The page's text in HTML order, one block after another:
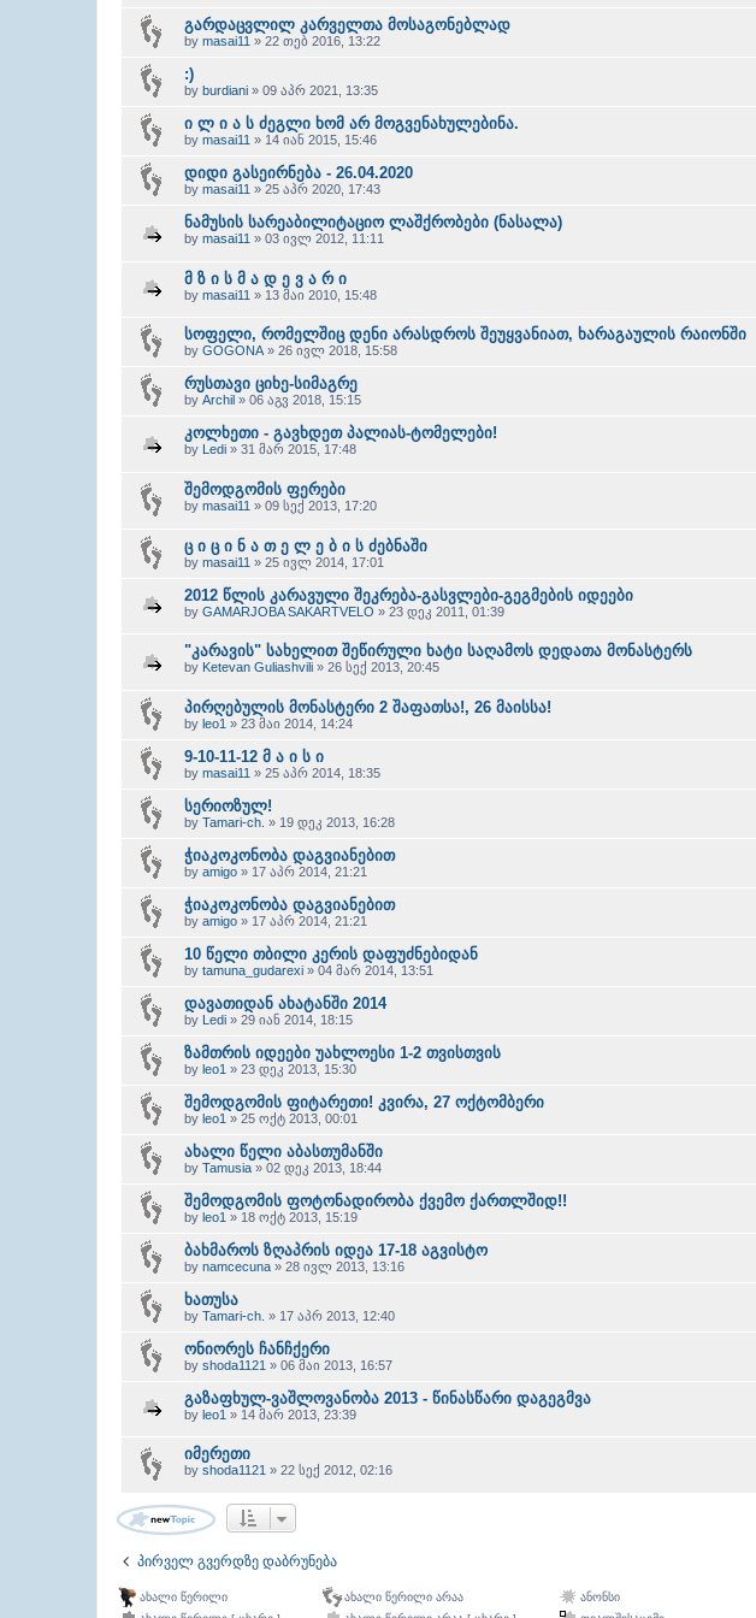
გარდაცვლილ კარველთა მოსაგონებლად
by masai11 » 22 თებ 2016, 13:22
:)
by burdiani » 09 აპრ 2021, 13:35
ი ლ ი ა ს ძეგლი ხომ არ მოგვენახულებინა.
by masai11 » 14 იან 2015, 15:46
დიდი გასეირნება - 26.04.2020
by masai11 » 25 აპრ 2020, 17:43
ნამუსის სარეაბილიტაციო ლაშქრობები (ნასალა)
by masai11 » 03 ივლ 2012, 11:11
მ ზ ი ს მ ა დ ე ვ ა რ ი
by masai11 » 13 მაი 2010, 15:48
სოფელი, რომელშიც დენი არასდროს შეუყვანიათ, ხარაგაულის რაიონში
by GOGONA » 26 ივლ 2018, 15:58
რუსთავი ციხე-სიმაგრე
by Archil » 06 აგვ 2018, 15:15
კოლხეთი - გავხდეთ პალიას-ტომელები!
by Ledi » 31 მარ 2015, 17:48
შემოდგომის ფერები
by masai11 » 09 სექ 2013, 17:20
ც ი ც ი ნ ა თ ე ლ ე ბ ი ს ძებნაში
by masai11 » 25 ივლ 2014, 17:01
2012 წლის კარავული შეკრება-გასვლები-გეგმების იდეები
by GAMARJOBA SAKARTVELO » 23 დეკ 2011, 01:39
"კარავის" სახელით შეწირული ხატი საღამოს დედათა მონასტერს
by Ketevan Guliashvili » 26 სექ 2013, 20:45
პირღებულის მონასტერი 2 შაფათსა!, 26 მაისსა!
by leo1 » 23 მაი 2014, 14:24
9-10-11-12 მ ა ი ს ი
by masai11 » 25 აპრ 2014, 18:35
სერიოზულ!
by Tamari-ch. » 19 დეკ 2013, 16:28
ჭიაკოკონობა დაგვიანებით
by amigo » 17 აპრ 2014, 21:21
ჭიაკოკონობა დაგვიანებით
by amigo » 17 აპრ 2014, 21:21
10 წელი თბილი კერის დაფუძნებიდან
by tamuna_gudarexi » 04 მარ 2014, 13:51
დავათიდან ახატანში 2014
by Ledi » 29 იან 2014, 18:15
ზამთრის იდეები უახლოესი 1-2 თვისთვის
by leo1 » 23 დეკ 2013, 15:30
შემოდგომის ფიტარეთი! კვირა, 27 ოქტომბერი
by leo1 » 25 ოქტ 2013, 00:01
ახალი წელი აბასთუმანში
by Tamusia » 02 დეკ 2013, 18:44
შემოდგომის ფოტონადირობა ქვემო ქართლშიდ!!
by leo1 » 18 ოქტ 2013, 15:19
ბახმაროს ზღაპრის იდეა 17-18 აგვისტო
by namcecuna » 28 ივლ 2013, 13:16
ხათუსა
by Tamari-ch. » 17 აპრ 2013, 12:40
ონიორეს ჩანჩქერი
by shoda1121 » 06 მაი 2013, 16:57
გაზაფხულ-ვაშლოვანობა 2013 - წინასწარი დაგეგმვა
by leo1 » 14 მარ 2013, 23:39
იმერეთი
by shoda1121 » 22 სექ 2012, 02:16
პირველ გვერდზე დაბრუნება
ახალი წერილი ახალი წერილი არაა
ანონსი